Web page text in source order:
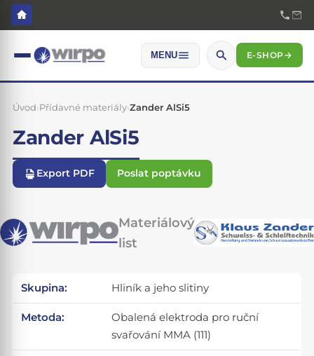
MENU E-SHOP→
Úvod›Přídavné materiály›Zander AlSi5
Zander AlSi5
Export PDF Poslat poptávku
Materiálový
list
Skupina: Hliník a jeho slitiny
Metoda:
Obalená elektroda pro ruční
svařování MMA (111)